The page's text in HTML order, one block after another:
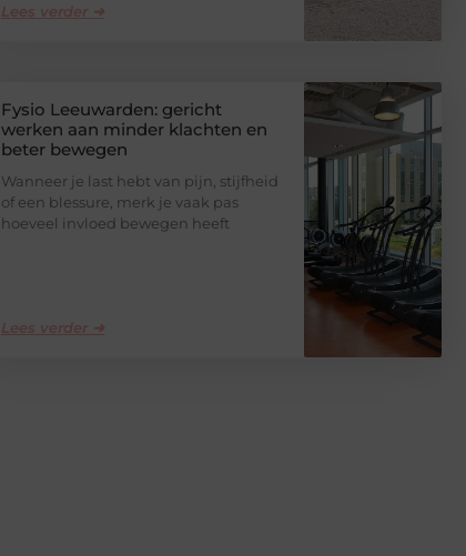
Lees verder ➜
Fysio Leeuwarden: gericht
werken aan minder klachten en
beter bewegen
Wanneer je last hebt van pijn, stijfheid
of een blessure, merk je vaak pas
hoeveel invloed bewegen heeft
Lees verder ➜